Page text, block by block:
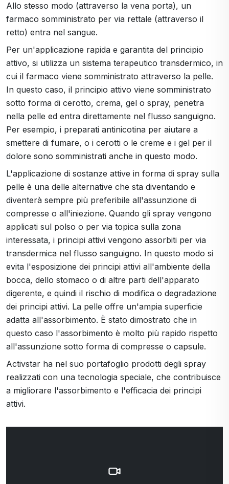
Allo stesso modo (attraverso la vena porta), un
farmaco somministrato per via rettale (attraverso il
retto) entra nel sangue.
Per un'applicazione rapida e garantita del principio
attivo, si utilizza un sistema terapeutico transdermico, in
cui il farmaco viene somministrato attraverso la pelle.
In questo caso, il principio attivo viene somministrato
sotto forma di cerotto, crema, gel o spray, penetra
nella pelle ed entra direttamente nel flusso sanguigno.
Per esempio, i preparati antinicotina per aiutare a
smettere di fumare, o i cerotti o le creme e i gel per il
dolore sono somministrati anche in questo modo.
L'applicazione di sostanze attive in forma di spray sulla
pelle è una delle alternative che sta diventando e
diventerà sempre più preferibile all'assunzione di
compresse o all'iniezione. Quando gli spray vengono
applicati sul polso o per via topica sulla zona
interessata, i principi attivi vengono assorbiti per via
transdermica nel flusso sanguigno. In questo modo si
evita l'esposizione dei principi attivi all'ambiente della
bocca, dello stomaco o di altre parti dell'apparato
digerente, e quindi il rischio di modifica o degradazione
dei principi attivi. La pelle offre un'ampia superficie
adatta all'assorbimento. È stato dimostrato che in
questo caso l'assorbimento è molto più rapido rispetto
all'assunzione sotto forma di compresse o capsule.
Activstar ha nel suo portafoglio prodotti degli spray
realizzati con una tecnologia speciale, che contribuisce
a migliorare l'assorbimento e l'efficacia dei principi
attivi.